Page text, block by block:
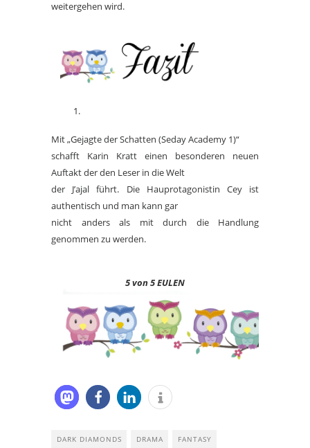
weitergehen wird.
Mit „Gejagte der Schatten (Seday Academy 1)“
schafft Karin Kratt einen besonderen neuen
Auftakt der den Leser in die Welt
der J’ajal führt. Die Hauprotagonistin Cey ist
authentisch und man kann gar
nicht anders als mit durch die Handlung
genommen zu werden.
5 von 5 EULEN
DARK DIAMONDS DRAMA FANTASY